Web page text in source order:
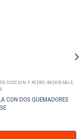
COCCION Y ACERO INOXIDABLE
CON DOS QUEMADORES